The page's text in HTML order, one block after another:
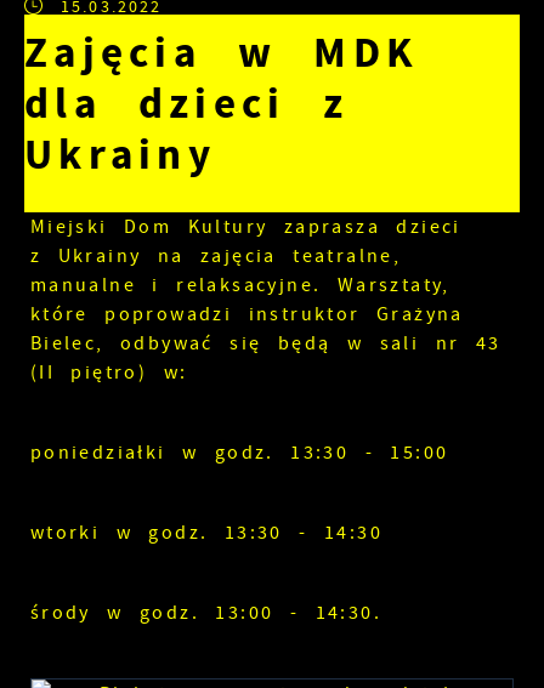
15.03.2022
Zajęcia w MDK
dla dzieci z
Ukrainy
Miejski Dom Kultury zaprasza dzieci
z Ukrainy na zajęcia teatralne,
manualne i relaksacyjne. Warsztaty,
które poprowadzi instruktor Grażyna
Bielec, odbywać się będą w sali nr 43
(II piętro) w:
poniedziałki w godz. 13:30 - 15:00
wtorki w godz. 13:30 - 14:30
środy w godz. 13:00 - 14:30.